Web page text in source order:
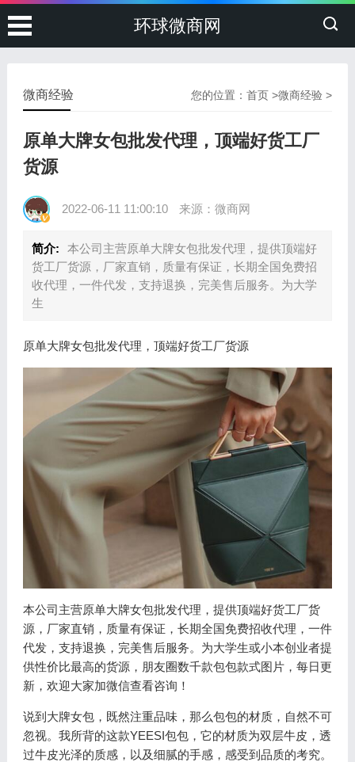
环球微商网
您的位置：首页 >微商经验 >
微商经验
原单大牌女包批发代理，顶端好货工厂
货源
2022-06-11 11:00:10 来源：微商网
简介:
本公司主营原单大牌女包批发代理，提供顶端好
货工厂货源，厂家直销，质量有保证，长期全国免费招
收代理，一件代发，支持退换，完美售后服务。为大学
生
原单大牌女包批发代理，顶端好货工厂货源
本公司主营原单大牌女包批发代理，提供顶端好货工厂货
源，厂家直销，质量有保证，长期全国免费招收代理，一件
代发，支持退换，完美售后服务。为大学生或小本创业者提
供性价比最高的货源，朋友圈数千款包包款式图片，每日更
新，欢迎大家加微信查看咨询！
说到大牌女包，既然注重品味，那么包包的材质，自然不可
忽视。我所背的这款YEESI包包，它的材质为双层牛皮，透
过牛皮光泽的质感，以及细腻的手感，感受到品质的考究。